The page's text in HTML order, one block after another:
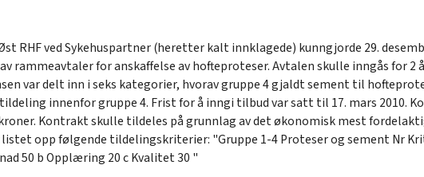
RHF ved Sykehuspartner (heretter kalt innklagede) kunngjorde 29.
rammeavtaler for anskaffelse av hofteproteser. Avtalen skulle inngås for
var delt inn i seks kategorier, hvorav gruppe 4 gjaldt sement til
innenfor gruppe 4. Frist for å inngi tilbud var satt til 17. mars 2010.
Kontrakt skulle tildeles på grunnlag av det økonomisk mest
listet opp følgende tildelingskriterier: "Gruppe 1-4 Proteser og sement Nr
50 b Opplæring 20 c Kvalitet 30 "